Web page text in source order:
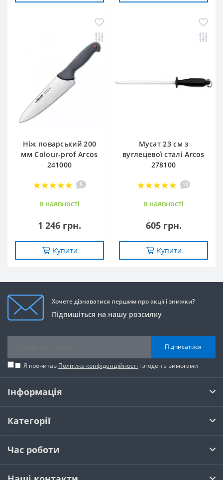
Ніж поварський 200
мм Сolour-prof Arcos
241000
5
в наявностi
1 246 грн.
Купити
Мусат 23 см з
вуглецевої сталі Arcos
278100
13
в наявностi
605 грн.
Купити
Хочете дізнаватися першим про акції і знижки?
Підпишіться на нашу розсилку
Підписатися
Я прочитав Політика конфіденційності і згоден з вимогами
Інформація
Категорії
Час роботи